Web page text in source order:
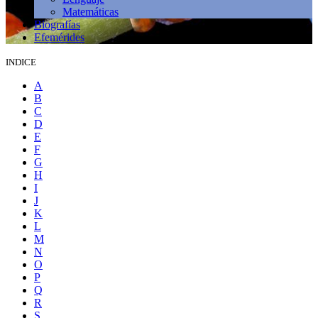
Matemáticas
Biografías
Efemérides
INDICE
A
B
C
D
E
F
G
H
I
J
K
L
M
N
O
P
Q
R
S